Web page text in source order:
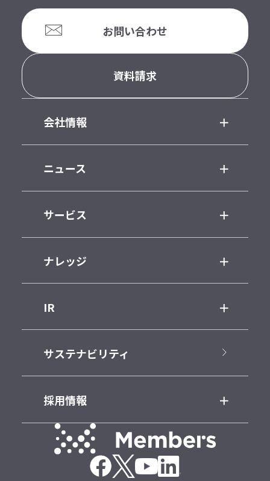
お問い合わせ
資料請求
会社情報
ニュース
サービス
ナレッジ
IR
サステナビリティ
採用情報